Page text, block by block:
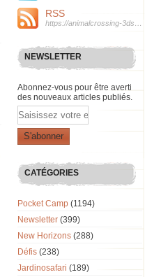
RSS
NEWSLETTER
Abonnez-vous pour être averti
des nouveaux articles publiés.
Email
CATÉGORIES
Pocket Camp (1194)
Newsletter (399)
New Horizons (288)
Défis (238)
Jardinosafari (189)